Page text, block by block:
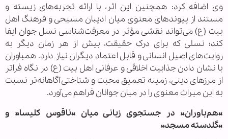
وی اضافه کرد: همچنین این اثر، با ارائه تجربه‌های زیسته و
مستند از پیوندهای معنوی میان ادیبان مسیحی و فرهنگ اهل
بیت (ع) می‌تواند نقشی مؤثر در معرفت‌شناسی نسل جوان ایفا
کند؛ نسلی که برای درک حقیقت، بیش از هر زمان دیگر به
روایت‌های اصیل انسانی و قابل اعتماد دیگران نیاز دارد. همباوران
با نشان دادن جذابیت اخلاقی و عرفانی اهل بیت (ع) در نگاه فراتر
از مرزهای دینی، زمینه تعمیق محبت و شناختی آگاهانه‌تر نسبت
به این میراث معنوی را در میان جوانان فراهم می‌آورد.
«هم‌باوران» در جستجوی زبانی میان «ناقوس کلیسا» و
«گلدسته مسجد»